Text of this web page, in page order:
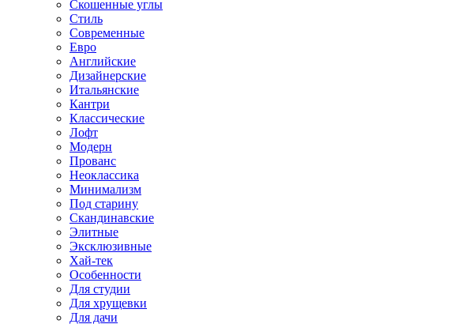
Скошенные углы
Стиль
Современные
Евро
Английские
Дизайнерские
Итальянские
Кантри
Классические
Лофт
Модерн
Прованс
Неоклассика
Минимализм
Под старину
Скандинавские
Элитные
Эксклюзивные
Хай-тек
Особенности
Для студии
Для хрущевки
Для дачи